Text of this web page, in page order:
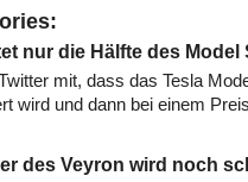
nur die Hälfte des Model
mit, dass das Tesla
wird und dann bei einem
des Veyron wird noch